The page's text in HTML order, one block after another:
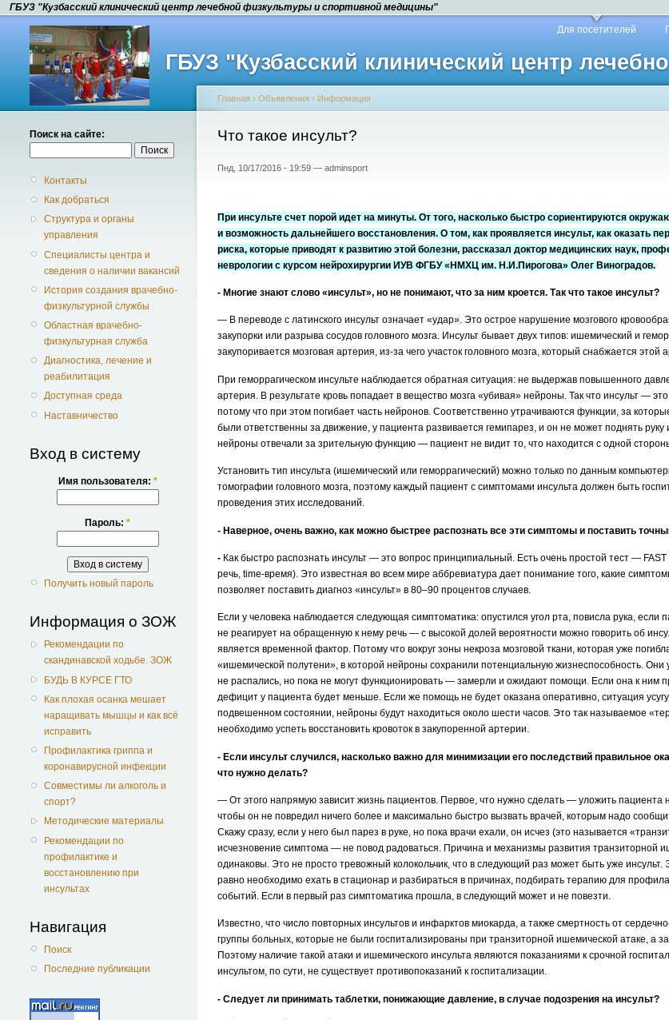
ГБУЗ "Кузбасский клинический центр лечебной физкультуры и спортивной медицины"
ГБУЗ "Кузбасский клинический центр
Для посетителей
Поиск на сайте:
Контакты
Как добраться
Структура и органы
управления
Специалисты центра и
сведения о наличии вакансий
История создания врачебно-
физкультурной службы
Областная врачебно-
физкультурная служба
Диагностика, лечение и
реабилитация
Доступная среда
Наставничество
Вход в систему
Имя пользователя: *
Пароль: *
Получить новый пароль
Информация о ЗОЖ
Рекомендации по
скандинавской ходьбе. ЗОЖ
БУДЬ В КУРСЕ ГТО
Как плохая осанка мешает
наращивать мышцы и как всё
исправить
Профилактика гриппа и
коронавирусной инфекции
Совместимы ли алкоголь и
спорт?
Методические материалы
Рекомендации по
профилактике и
восстановлению при
инсультах
Навигация
Поиск
Последние публикации
Главная › Объявления › Информация
Что такое инсульт?
Пнд, 10/17/2016 - 19:59 — adminsport
При инсульте счет порой идет на минуты. От того, насколько быстро сориентируются
и возможность дальнейшего восстановления. О том, как проявляется инсульт, как оказать
риска, которые приводят к развитию этой болезни, рассказал доктор медицинских наук,
неврологии с курсом нейрохирургии ИУВ ФГБУ «НМХЦ им. Н.И.Пирогова» Олег Виноградов.
- Многие знают слово «инсульт», но не понимают, что за ним кроется. Так что такое инсульт?
— В переводе с латинского инсульт означает «удар». Это острое нарушение мозгового
закупорки или разрыва сосудов головного мозга. Инсульт бывает двух типов: ишемический и
закупоривается мозговая артерия, из-за чего участок головного мозга, который снабжается этой
При геморрагическом инсульте наблюдается обратная ситуация: не выдержав повышенного
артерия. В результате кровь попадает в вещество мозга «убивая» нейроны. Так что инсульт — это
потому что при этом погибает часть нейронов. Соответственно утрачиваются функции, за
были ответственны за движение, у пациента развивается гемипарез, и он не может поднять
нейроны отвечали за зрительную функцию — пациент не видит то, что находится с одной
Установить тип инсульта (ишемический или геморрагический) можно только по данным
томографии головного мозга, поэтому каждый пациент с симптомами инсульта должен быть
проведения этих исследований.
- Наверное, очень важно, как можно быстрее распознать все эти симптомы и поставить
- Как быстро распознать инсульт — это вопрос принципиальный. Есть очень простой тест —
речь, time-время). Это известная во всем мире аббревиатура дает понимание того, какие
позволяет поставить диагноз «инсульт» в 80–90 процентов случаев.
Если у человека наблюдается следующая симптоматика: опустился угол рта, повисла рука, если
не реагирует на обращенную к нему речь — с высокой долей вероятности можно говорить об
является временной фактор. Потому что вокруг зоны некроза мозговой ткани, которая уже
«ишемической полутени», в которой нейроны сохранили потенциальную жизнеспособность. Они
не распались, но пока не могут функционировать — замерли и ожидают помощи. Если она к ним
дефицит у пациента будет меньше. Если же помощь не будет оказана оперативно, ситуация
подвешенном состоянии, нейроны будут находиться около шести часов. Это так называемое
необходимо успеть восстановить кровоток в закупоренной артерии.
- Если инсульт случился, насколько важно для минимизации его последствий правильное
что нужно делать?
— От этого напрямую зависит жизнь пациентов. Первое, что нужно сделать — уложить пациента
чтобы он не повредил ничего более и максимально быстро вызвать врачей, которым надо
Скажу сразу, если у него был парез в руке, но пока врачи ехали, он исчез (это называется
исчезновение симптома — не повод радоваться. Причина и механизмы развития транзиторной
одинаковы. Это не просто тревожный колокольчик, что в следующий раз может быть уже инсульт.
равно необходимо ехать в стационар и разбираться в причинах, подбирать терапию для
событий. Если в первый раз симптоматика прошла, в следующий может и не повезти.
Известно, что число повторных инсультов и инфарктов миокарда, а также смертность от
группы больных, которые не были госпитализированы при транзиторной ишемической атаке, а
Поэтому наличие такой атаки и ишемического инсульта являются показаниями к срочной
инсультом, по сути, не существует противопоказаний к госпитализации.
- Следует ли принимать таблетки, понижающие давление, в случае подозрения на инсульт?